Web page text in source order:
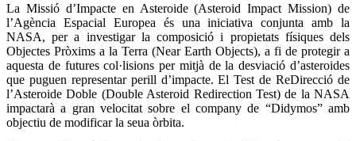
La Missió d’Impacte en Asteroide (Asteroid Impact Mission) de
l’Agència Espacial Europea és una iniciativa conjunta amb la
NASA, per a investigar la composició i propietats físiques dels
Objectes Pròxims a la Terra (Near Earth Objects), a fi de protegir a
aquesta de futures col·lisions per mitjà de la desviació d’asteroides
que puguen representar perill d’impacte. El Test de ReDirecció de
l’Asteroide Doble (Double Asteroid Redirection Test) de la NASA
impactarà a gran velocitat sobre el company de “Didymos” amb
objectiu de modificar la seua òrbita.